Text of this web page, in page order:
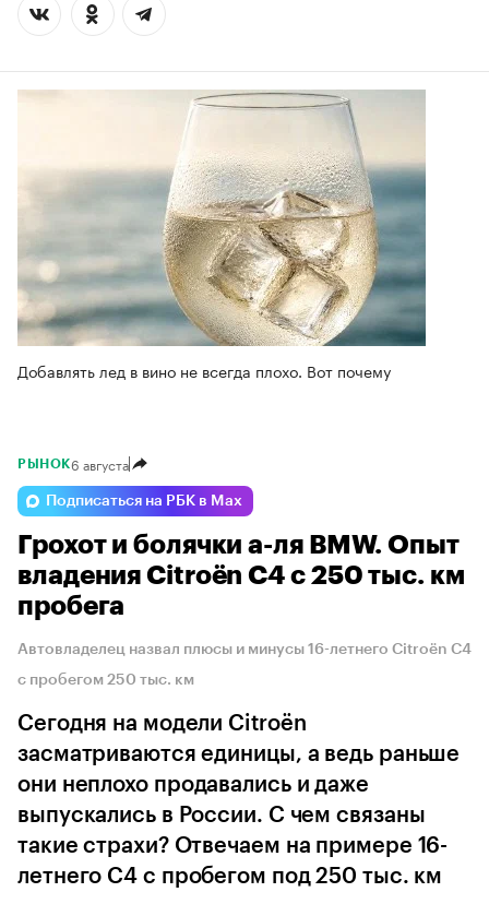
Добавлять лед в вино не всегда плохо. Вот почему
РЫНОК6 августа
Подписаться на РБК в Max
Грохот и болячки а-ля BMW. Опыт
владения Citroёn C4 с 250 тыс. км
пробега
Автовладелец назвал плюсы и минусы 16-летнего Citroёn C4
с пробегом 250 тыс. км
Сегодня на модели Citroёn
засматриваются единицы, а ведь раньше
они неплохо продавались и даже
выпускались в России. С чем связаны
такие страхи? Отвечаем на примере 16-
летнего C4 с пробегом под 250 тыс. км